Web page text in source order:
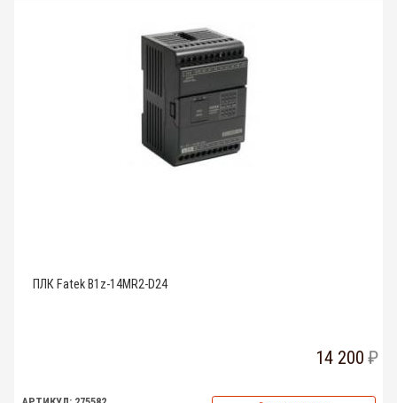
ПЛК Fatek B1z-14MR2-D24
14 200